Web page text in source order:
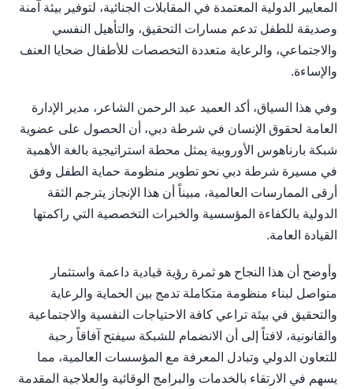
المعايير الدولية المعتمدة في المقابلات الجنائية، لتوفير بيئة آمنة
وصديقة للطفل تدعم مسارات التحقيق، والتأهيل النفسي
والاجتماعي، والرعاية متعددة التخصصات للأطفال ضحايا العنف
والإساءة.
وفي هذا السياق، أكد العميد عبد الرحمن الشاعر، مدير الإدارة
العامة لحقوق الإنسان في شرطة دبي، أن الحصول على عضوية
شبكة بارناهوس الأوروبية يمثل محطة استراتيجية بالغة الأهمية
في مسيرة شرطة دبي نحو تطوير منظومة حماية الطفل وفق
أرقى الممارسات العالمية، مبيناً أن هذا الإنجاز يترجم الثقة
الدولية بالكفاءة المؤسسية والخبرات التخصصية التي راكمتها
القيادة العامة.
وأوضح أن هذا النجاح هو ثمرة رؤية قيادية داعمة واستثمار
متواصل لبناء منظومة متكاملة تدمج بين الحماية والرعاية
والتحقيق في بيئة تراعي كافة الاحتياجات النفسية والاجتماعية
والقانونية، لافتاً إلى أن الانضمام للشبكة سيفتح آفاقاً رحبة
للتعاون الدولي وتبادل المعرفة مع المؤسسات العالمية، مما
يسهم في الارتقاء بالخدمات والبرامج الوقائية والعلاجية المقدمة